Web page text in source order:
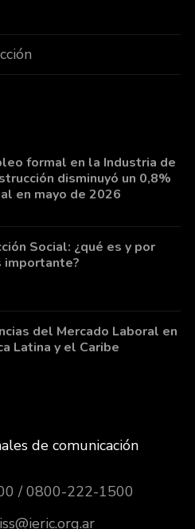
formal en la Industria de
disminuyó un 0,8%
en mayo de 2026
Social: ¿qué es y por
importante?
del Mercado Laboral en
Latina y el Caribe
de comunicación
/ 0800-222-1500